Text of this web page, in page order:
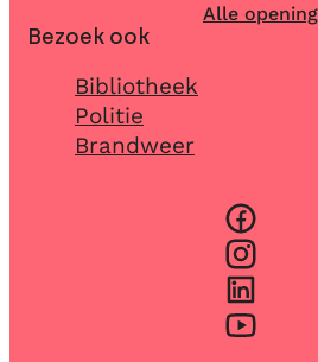
Alle
Bezoek ook
Bibliotheek
Politie
Brandweer